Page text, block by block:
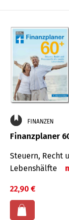
FINANZEN
Finanzplaner
Steuern, Recht
Lebenshälfte
22,90 €